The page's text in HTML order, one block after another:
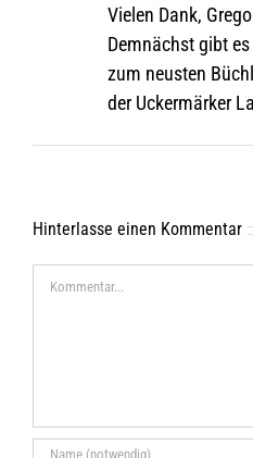
Vie­len Dank,
Dem­nächst gibt
zum neus­ten
der Ucker­mär­ker
Hinterlasse einen Kommentar
Kommentar